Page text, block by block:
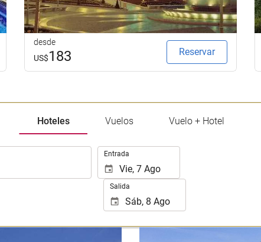
desde
US$183 Reservar
Hoteles Vuelos Vuelo + Hotel
Entrada
Salida